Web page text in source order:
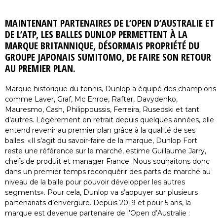
MAINTENANT PARTENAIRES DE L’OPEN D’AUSTRALIE ET
DE L’ATP, LES BALLES DUNLOP PERMETTENT À LA
MARQUE BRITANNIQUE, DÉSORMAIS PROPRIÉTÉ DU
GROUPE JAPONAIS SUMITOMO, DE FAIRE SON RETOUR
AU PREMIER PLAN.
Marque historique du tennis, Dunlop a équipé des champions
comme Laver, Graf, Mc Enroe, Rafter, Davydenko,
Mauresmo, Cash, Philippoussis, Ferreira, Rusedski et tant
d’autres. Légèrement en retrait depuis quelques années, elle
entend revenir au premier plan grâce à la qualité de ses
balles. «Il s’agit du savoir-faire de la marque, Dunlop Fort
reste une référence sur le marché, estime Guillaume Jarry,
chefs de produit et manager France. Nous souhaitons donc
dans un premier temps reconquérir des parts de marché au
niveau de la balle pour pouvoir développer les autres
segments». Pour cela, Dunlop va s’appuyer sur plusieurs
partenariats d’envergure. Depuis 2019 et pour 5 ans, la
marque est devenue partenaire de l’Open d’Australie :